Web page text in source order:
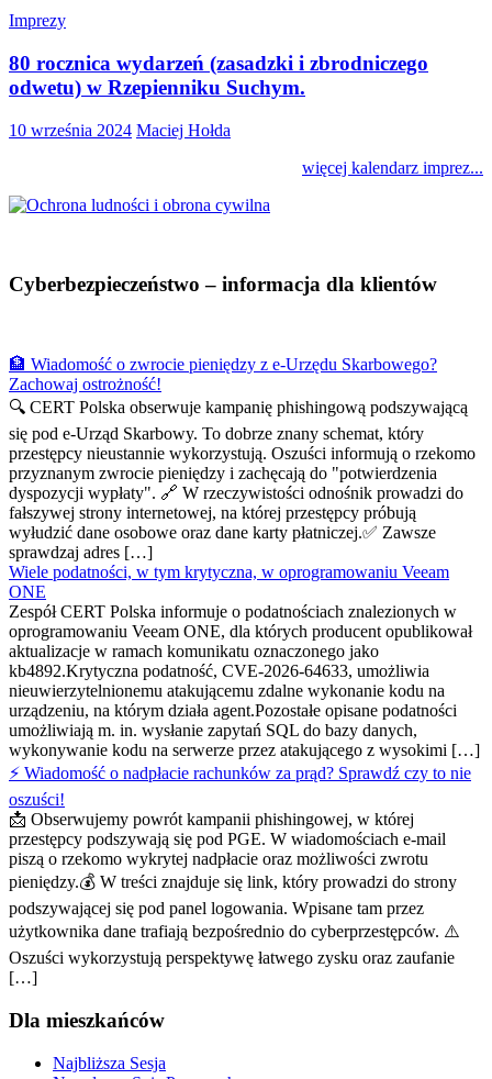
Imprezy
80 rocznica wydarzeń (zasadzki i zbrodniczego
odwetu) w Rzepienniku Suchym.
10 września 2024 Maciej Hołda
więcej kalendarz imprez...
Cyberbezpieczeństwo – informacja dla klientów
🏦 Wiadomość o zwrocie pieniędzy z e-Urzędu Skarbowego?
Zachowaj ostrożność!
🔍 CERT Polska obserwuje kampanię phishingową podszywającą
się pod e-Urząd Skarbowy. To dobrze znany schemat, który
przestępcy nieustannie wykorzystują. Oszuści informują o rzekomo
przyznanym zwrocie pieniędzy i zachęcają do "potwierdzenia
dyspozycji wypłaty". 🔗 W rzeczywistości odnośnik prowadzi do
fałszywej strony internetowej, na której przestępcy próbują
wyłudzić dane osobowe oraz dane karty płatniczej.✅ Zawsze
sprawdzaj adres […]
Wiele podatności, w tym krytyczna, w oprogramowaniu Veeam
ONE
Zespół CERT Polska informuje o podatnościach znalezionych w
oprogramowaniu Veeam ONE, dla których producent opublikował
aktualizacje w ramach komunikatu oznaczonego jako
kb4892.Krytyczna podatność, CVE-2026-64633, umożliwia
nieuwierzytelnionemu atakującemu zdalne wykonanie kodu na
urządzeniu, na którym działa agent.Pozostałe opisane podatności
umożliwiają m. in. wysłanie zapytań SQL do bazy danych,
wykonywanie kodu na serwerze przez atakującego z wysokimi […]
⚡ Wiadomość o nadpłacie rachunków za prąd? Sprawdź czy to nie
oszuści!
📩 Obserwujemy powrót kampanii phishingowej, w której
przestępcy podszywają się pod PGE. W wiadomościach e-mail
piszą o rzekomo wykrytej nadpłacie oraz możliwości zwrotu
pieniędzy.💰 W treści znajduje się link, który prowadzi do strony
podszywającej się pod panel logowania. Wpisane tam przez
użytkownika dane trafiają bezpośrednio do cyberprzestępców. ⚠️
Oszuści wykorzystują perspektywę łatwego zysku oraz zaufanie
[…]
Dla mieszkańców
Najbliższa Sesja